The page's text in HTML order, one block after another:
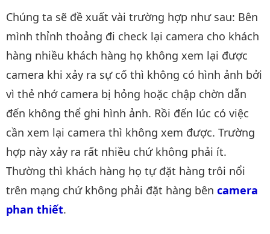
Chúng ta sẽ đề xuất vài trường hợp như sau: Bên
mình thỉnh thoảng đi check lại camera cho khách
hàng nhiều khách hàng họ không xem lại được
camera khi xảy ra sự cố thì không có hình ảnh bởi
vì thẻ nhớ camera bị hỏng hoặc chập chờn dẫn
đến không thể ghi hình ảnh. Rồi đến lúc có việc
cần xem lại camera thì không xem được. Trường
hợp này xảy ra rất nhiều chứ không phải ít.
Thường thì khách hàng họ tự đặt hàng trôi nổi
trên mạng chứ không phải đặt hàng bên camera
phan thiết.